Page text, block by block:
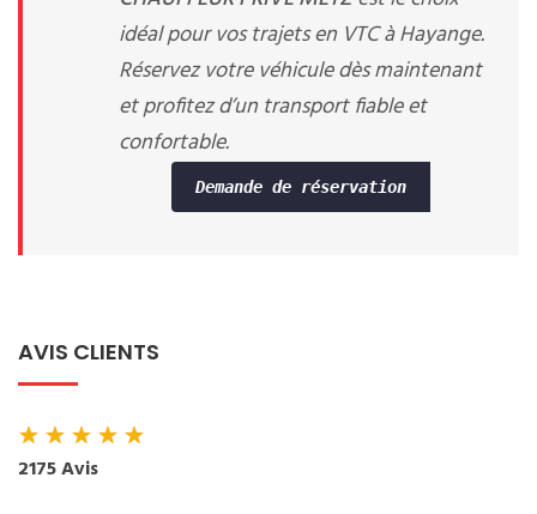
idéal pour vos trajets en VTC à Hayange.
Réservez votre véhicule dès maintenant
et profitez d’un transport fiable et
confortable.
Demande de réservation
AVIS CLIENTS
★★★★★
2175 Avis